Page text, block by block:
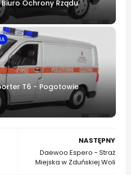
Ochrony Rządu
T6 - Pogotowie
NASTĘPNY
Daewoo Espero - Straż
Miejska w Zduńskiej Woli